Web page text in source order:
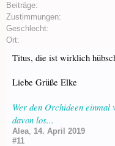
Beiträge:
Zustimmungen:
Geschlecht:
Ort:
Titus, die ist wirklich
Liebe Grüße Elke
Wer den Orchideen
davon los...
Alea, 14. April 2019
#11